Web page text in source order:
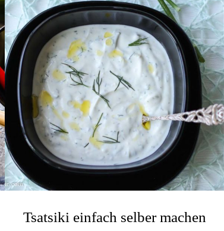
Tsatsiki einfach selber machen